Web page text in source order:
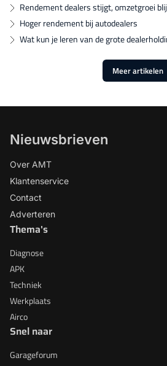
Rendement dealers stijgt, omzetgroei
Hoger rendement bij autodealers
Wat kun je leren van de grote
Meer artikelen
Nieuwsbrieven
Over AMT
Klantenservice
Contact
Adverteren
Thema's
Diagnose
APK
Techniek
Werkplaats
Airco
Snel naar
Garageforum